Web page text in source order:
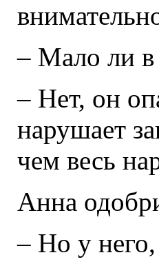
– Мало ли в
– Нет, он
нарушает
чем весь
Анна
– Но у